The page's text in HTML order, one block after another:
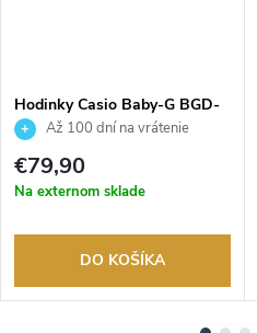
Hodinky Casio Baby-G BGD-
565U-4ER
Až 100 dní na vrátenie
tovaru. Autorizovaný predajca.
€79,90
Na externom sklade
DO KOŠÍKA